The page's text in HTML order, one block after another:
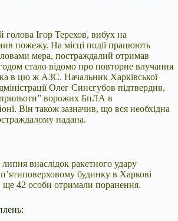
голова Ігор Терехов, вибух на
пожежу. На місці події працюють
мера, постраждалий отримав
стало відомо про повторне влучання
в цю ж АЗС. Начальник Харківської
Олег Синєгубов підтвердив,
ворожих БпЛА в
Він також зазначив, що вся необхідна
надана.
внаслідок ракетного удару
будинку в Харкові
ще 42 особи отримали поранення.